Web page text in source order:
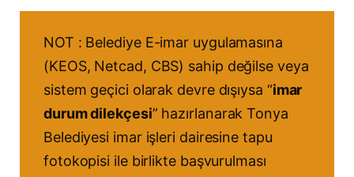
NOT : Belediye E-imar uygulamasına
(KEOS, Netcad, CBS) sahip değilse veya
sistem geçici olarak devre dışıysa “imar
durum dilekçesi” hazırlanarak Tonya
Belediyesi imar işleri dairesine tapu
fotokopisi ile birlikte başvurulması